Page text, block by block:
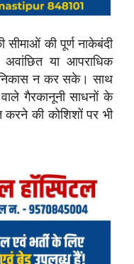
सीमाओं की पूर्ण नाकेबंदी
या आपराधिक
निकास न कर सके। साथ
गैरकानूनी साधनों के
करने की कोशिशों पर भी